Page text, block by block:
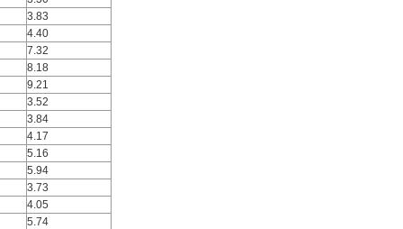
3.83
4.40
7.32
8.18
9.21
3.52
3.84
4.17
5.16
5.94
3.73
4.05
5.74